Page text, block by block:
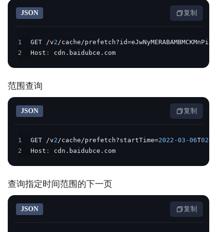
JSON 复制
1 GET /v2 /cache/prefetch?id=eJwNyMERABAMBMCKMnPicH
2
Host : cdn.baidubce.com
范围查询
JSON 复制
1 GET /v2 /cache/prefetch?startTime=2022 -03 -06T02
2
Host : cdn.baidubce.com
查询指定时间范围的下一页
JSON 复制